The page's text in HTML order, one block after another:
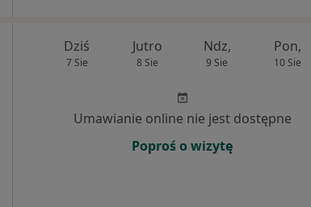
Dziś
7 Sie
Jutro
8 Sie
Ndz,
9 Sie
Pon,
10 Sie
Umawianie online nie jest dostępne
Poproś o wizytę